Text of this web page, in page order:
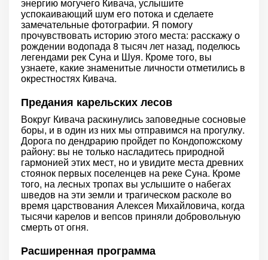
успокаивающий шум его потока и сделаете
замечательные фотографии. Я помогу
прочувствовать историю этого места: расскажу о
рождении водопада 8 тысяч лет назад, поделюсь
легендами рек Суна и Шуя. Кроме того, вы
узнаете, какие знаменитые личности отметились в
окрестностях Кивача.
Предания карельских лесов
Вокруг Кивача раскинулись заповедные сосновые
боры, и в один из них мы отправимся на прогулку.
Дорога по дендрарию пройдет по Кондопожскому
району: вы не только насладитесь природной
гармонией этих мест, но и увидите места древних
стоянок первых поселенцев на реке Суна. Кроме
того, на лесных тропах вы услышите о набегах
шведов на эти земли и трагическом расколе во
время царствования Алексея Михайловича, когда
тысячи карелов и вепсов приняли добровольную
смерть от огня.
Расширенная программа